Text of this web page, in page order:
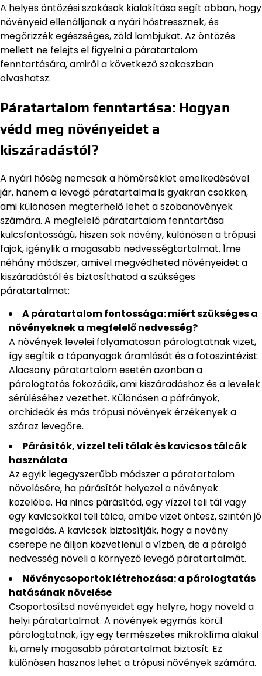
A helyes öntözési szokások kialakítása segít abban, hogy
növényeid ellenálljanak a nyári hőstressznek, és
megőrizzék egészséges, zöld lombjukat. Az öntözés
mellett ne felejts el figyelni a páratartalom
fenntartására, amiről a következő szakaszban
olvashatsz.
Páratartalom fenntartása: Hogyan
védd meg növényeidet a
kiszáradástól?
A nyári hőség nemcsak a hőmérséklet emelkedésével
jár, hanem a levegő páratartalma is gyakran csökken,
ami különösen megterhelő lehet a szobanövények
számára. A megfelelő páratartalom fenntartása
kulcsfontosságú, hiszen sok növény, különösen a trópusi
fajok, igénylik a magasabb nedvességtartalmat. Íme
néhány módszer, amivel megvédheted növényeidet a
kiszáradástól és biztosíthatod a szükséges
páratartalmat:
A páratartalom fontossága: miért szükséges a
növényeknek a megfelelő nedvesség?
A növények levelei folyamatosan párologtatnak vizet,
így segítik a tápanyagok áramlását és a fotoszintézist.
Alacsony páratartalom esetén azonban a
párologtatás fokozódik, ami kiszáradáshoz és a levelek
sérüléséhez vezethet. Különösen a páfrányok,
orchideák és más trópusi növények érzékenyek a
száraz levegőre.
Párásítók, vízzel teli tálak és kavicsos tálcák
használata
Az egyik legegyszerűbb módszer a páratartalom
növelésére, ha párásítót helyezel a növények
közelébe. Ha nincs párásítód, egy vízzel teli tál vagy
egy kavicsokkal teli tálca, amibe vizet öntesz, szintén jó
megoldás. A kavicsok biztosítják, hogy a növény
cserepe ne álljon közvetlenül a vízben, de a párolgó
nedvesség növeli a környező levegő páratartalmát.
Növénycsoportok létrehozása: a párologtatás
hatásának növelése
Csoportosítsd növényeidet egy helyre, hogy növeld a
helyi páratartalmat. A növények egymás körül
párologtatnak, így egy természetes mikroklíma alakul
ki, amely magasabb páratartalmat biztosít. Ez
különösen hasznos lehet a trópusi növények számára.